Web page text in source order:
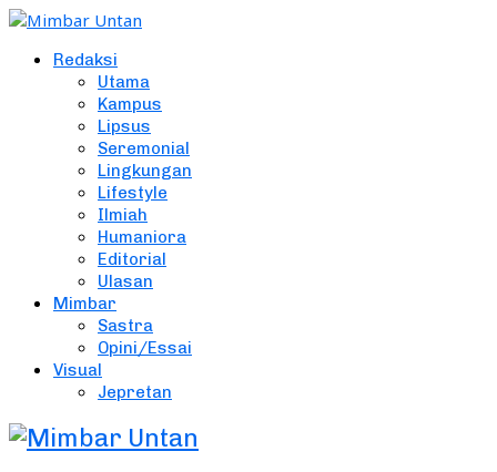
Redaksi
Utama
Kampus
Lipsus
Seremonial
Lingkungan
Lifestyle
Ilmiah
Humaniora
Editorial
Ulasan
Mimbar
Sastra
Opini/Essai
Visual
Jepretan